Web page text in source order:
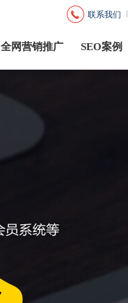
全网营销推广 SEO案例
联系我们